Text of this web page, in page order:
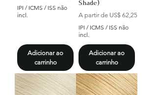
IPI / ICMS / ISS não
incl.
Adicionar ao
carrinho
Shade)
A partir de US$ 62,25
Preço promocional
IPI / ICMS / ISS não
incl.
Adicionar ao
carrinho